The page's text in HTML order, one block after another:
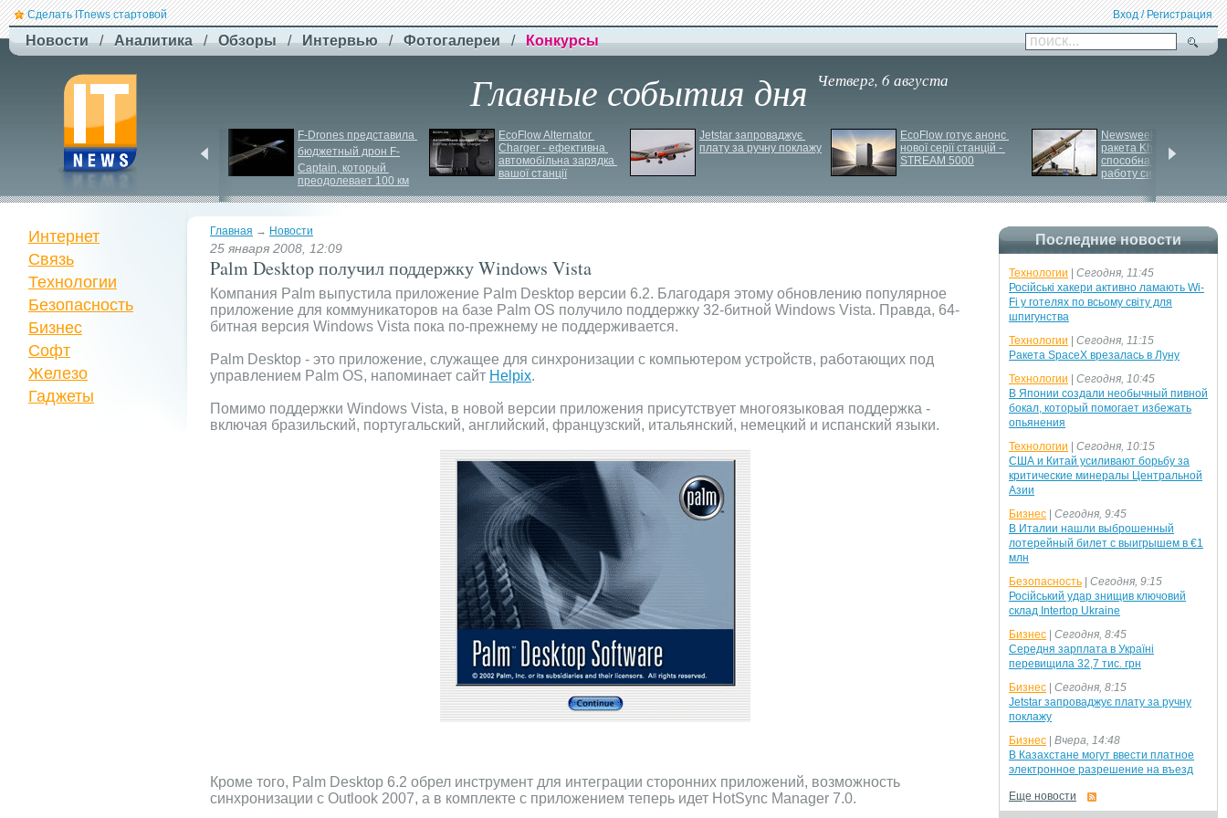
Сделать ITnews стартовой Вход / Регистрация
Новости / Аналитика / Обзоры / Интервью / Фотогалереи / Конкурсы поиск...
Главные события дня Четверг, 6 августа
повітряний штурм за
участю роботів
F-Drones представила
бюджетный дрон F-
Сaptain, который
преодолевает 100 км
EcoFlow Alternator
Charger - ефективна
автомобільна зарядка
вашої станції
Jetstar запроваджує
плату за ручну поклажу
EcoFlow готує анонс
нової серії станцій -
STREAM 5000
Newsweek: Иранская
ракета Kheibar Shekan
способна усложнить
работу систем ПРО
Главная → Новости
25 января 2008, 12:09
Palm Desktop получил поддержку Windows Vista
Компания Palm выпустила приложение Palm Desktop версии 6.2. Благодаря этому обновлению популярное
приложение для коммуникаторов на базе Palm OS получило поддержку 32-битной Windows Vista. Правда, 64-
битная версия Windows Vista пока по-прежнему не поддерживается.
Palm Desktop - это приложение, служащее для синхронизации с компьютером устройств, работающих под
управлением Palm OS, напоминает сайт Helpix.
Помимо поддержки Windows Vista, в новой версии приложения присутствует многоязыковая поддержка -
включая бразильский, португальский, английский, французский, итальянский, немецкий и испанский языки.
Кроме того, Palm Desktop 6.2 обрел инструмент для интеграции сторонних приложений, возможность
синхронизации с Outlook 2007, а в комплекте с приложением теперь идет HotSync Manager 7.0.
Интернет
Связь
Технологии
Безопасность
Бизнес
Софт
Железо
Гаджеты
Последние новости
Технологии
Сегодня, 11:45
Російські хакери активно ламають Wi-
Fi у готелях по всьому світу для
шпигунства
Технологии
Сегодня, 11:15
Ракета SpaceX врезалась в Луну
Технологии
Сегодня, 10:45
В Японии создали необычный пивной
бокал, который помогает избежать
опьянения
Технологии
Сегодня, 10:15
США и Китай усиливают борьбу за
критические минералы Центральной
Азии
Бизнес
Сегодня, 9:45
В Италии нашли выброшенный
лотерейный билет с выигрышем в €1
млн
Безопасность
Сегодня, 9:15
Російський удар знищив ключовий
склад Intertop Ukraine
Бизнес
Сегодня, 8:45
Середня зарплата в Україні
перевищила 32,7 тис. грн
Бизнес
Сегодня, 8:15
Jetstar запроваджує плату за ручну
поклажу
Бизнес
Вчера, 14:48
В Казахстане могут ввести платное
электронное разрешение на въезд
Еще новости